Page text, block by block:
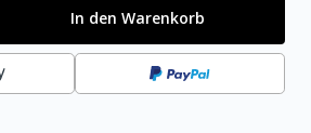
In den Warenkorb